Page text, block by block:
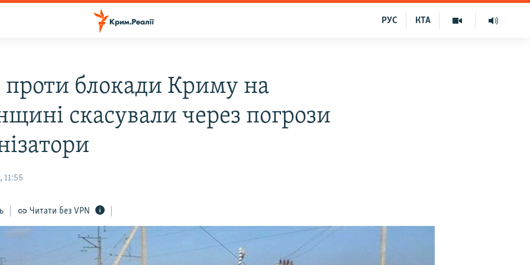
КТА
РУС
блокади Криму на
скасували через погрози
11:55
Читати без VPN